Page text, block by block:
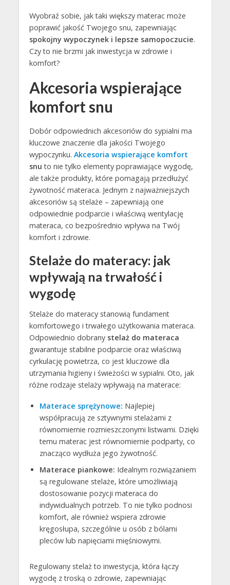
Wyobraź sobie, jak taki większy materac może
poprawić jakość Twojego snu, zapewniając
spokojny wypoczynek i lepsze samopoczucie.
Czy to nie brzmi jak inwestycja w zdrowie i
komfort?
Akcesoria wspierające
komfort snu
Dobór odpowiednich akcesoriów do sypialni ma
kluczowe znaczenie dla jakości Twojego
wypoczynku. Akcesoria wspierające komfort
snu to nie tylko elementy poprawiające wygodę,
ale także produkty, które pomagają przedłużyć
żywotność materaca. Jednym z najważniejszych
akcesoriów są stelaże – zapewniają one
odpowiednie podparcie i właściwą wentylację
materaca, co bezpośrednio wpływa na Twój
komfort i zdrowie.
Stelaże do materacy: jak
wpływają na trwałość i
wygodę
Stelaże do materacy stanowią fundament
komfortowego i trwałego użytkowania materaca.
Odpowiednio dobrany stelaż do materaca
gwarantuje stabilne podparcie oraz właściwą
cyrkulację powietrza, co jest kluczowe dla
utrzymania higieny i świeżości w sypialni. Oto, jak
różne rodzaje stelaży wpływają na materace:
Materace sprężynowe: Najlepiej
współpracują ze sztywnymi stelażami z
równomiernie rozmieszczonymi listwami. Dzięki
temu materac jest równomiernie podparty, co
znacząco wydłuża jego żywotność.
Materace piankowe: Idealnym rozwiązaniem
są regulowane stelaże, które umożliwiają
dostosowanie pozycji materaca do
indywidualnych potrzeb. To nie tylko podnosi
komfort, ale również wspiera zdrowie
kręgosłupa, szczególnie u osób z bólami
pleców lub napięciami mięśniowymi.
Regulowany stelaż to inwestycja, która łączy
wygodę z troską o zdrowie, zapewniając